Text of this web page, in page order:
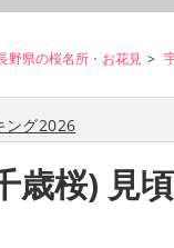
野県の桜名所・お花見
ング2026
桜) 見頃